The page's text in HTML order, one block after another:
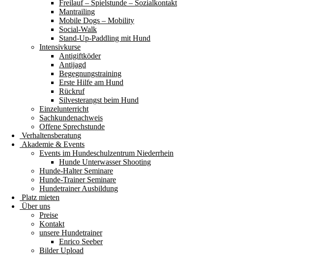
Freilauf – Spielstunde – Sozialkontakt
Mantrailing
Mobile Dogs – Mobility
Social-Walk
Stand-Up-Paddling mit Hund
Intensivkurse
Antigiftköder
Antijagd
Begegnungstraining
Erste Hilfe am Hund
Rückruf
Silvesterangst beim Hund
Einzelunterricht
Sachkundenachweis
Offene Sprechstunde
Verhaltensberatung
Akademie & Events
Events im Hundeschulzentrum Niederrhein
Hunde Unterwasser Shooting
Hunde-Halter Seminare
Hunde-Trainer Seminare
Hundetrainer Ausbildung
Platz mieten
Über uns
Preise
Kontakt
unsere Hundetrainer
Enrico Seeber
Bilder Upload